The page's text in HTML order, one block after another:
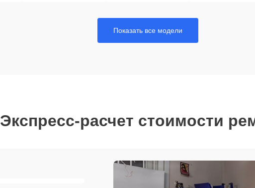
Показать все модели
Экспресс-расчет стоимости